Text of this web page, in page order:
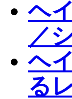
ヘ
／
ヘ
る